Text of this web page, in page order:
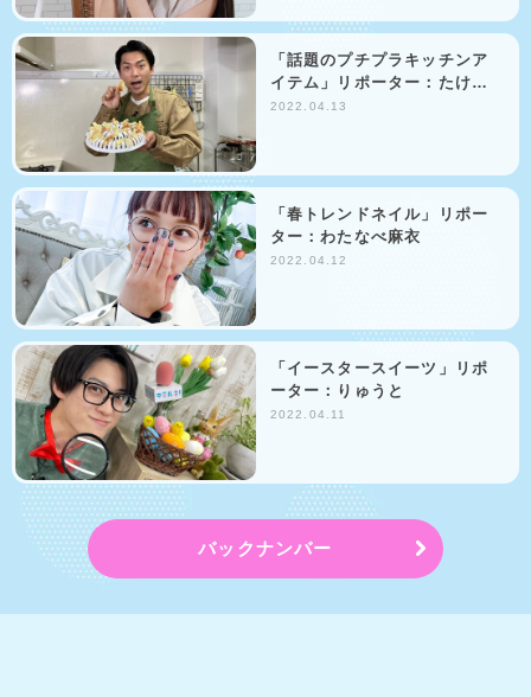
「話題のプチプラキッチンア
イテム」リポーター：たけ…
2022.04.13
「春トレンドネイル」リポー
ター：わたなべ麻衣
2022.04.12
「イースタースイーツ」リポ
ーター：りゅうと
2022.04.11
バックナンバー